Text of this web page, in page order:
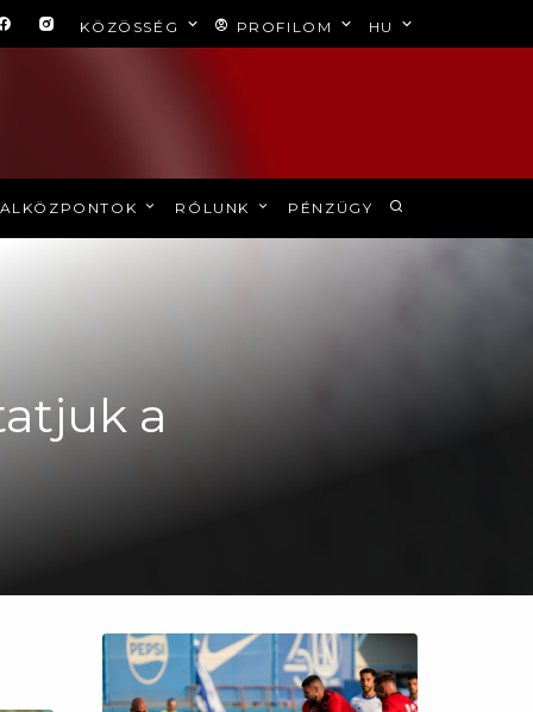
KÖZÖSSÉG PROFILOM HU
ALKÖZPONTOK RÓLUNK PÉNZÜGY
a